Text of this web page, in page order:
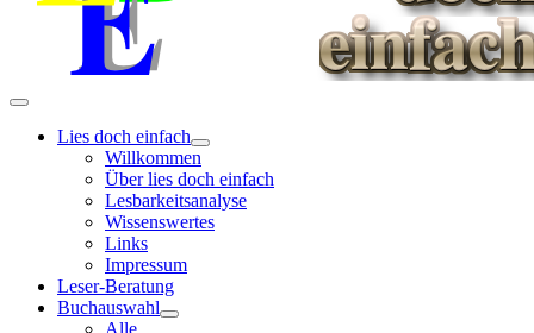
Lies doch einfach
Willkommen
Über lies doch einfach
Lesbarkeitsanalyse
Wissenswertes
Links
Impressum
Leser-Beratung
Buchauswahl
Alle